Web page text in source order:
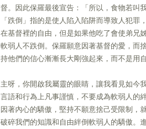
督。因此保羅最後宣告：「所以，食物若叫
「跌倒」指的是使人陷入陷阱而導致人犯
在基督裡的自由，但是如果他吃了會使弟兄
軟弱人不跌倒。保羅願意因著基督的愛，而
持他們的信心漸漸長大剛強起來，而不是用
主呀，你開啟我屬靈的眼睛，讓我看見如今
言語和行為上凡事謹慎，不要成為軟弱人的
因著內心的驕傲，堅持不願意捨己受限制，
破碎我們的知識和自由絆倒軟弱人的驕傲。